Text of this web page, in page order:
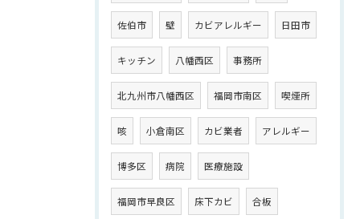
佐伯市 壁 カビアレルギー 日田市
キッチン 八幡西区 事務所
北九州市八幡西区 福岡市南区 喫煙所
咳 小倉南区 カビ業者 アレルギー
博多区 病院 医療施設
福岡市早良区 床下カビ 合板